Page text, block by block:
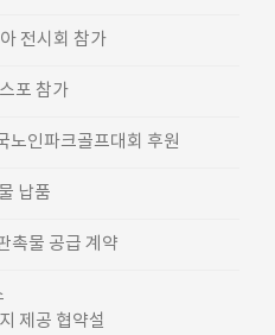
전시회 참가
포 참가
노인파크골프대회 후원
납품
촉물 공급 계약
제공 협약설